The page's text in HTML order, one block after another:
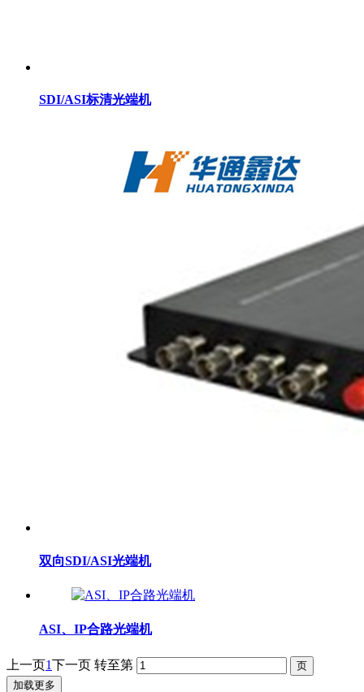
SDI/ASI标清光端机
双向SDI/ASI光端机
ASI、IP合路光端机
上一页1下一页 转至第
加载更多